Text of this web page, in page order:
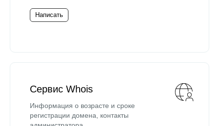
Написать
Сервис Whois
Информация о возрасте и сроке
регистрации домена, контакты